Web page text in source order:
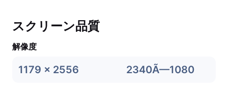
スクリーン品質
解像度
1179 x 2556 2340Ã—1080